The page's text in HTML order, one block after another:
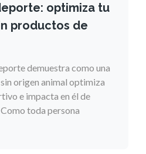
optimiza tu
productos de
demuestra como una
origen animal optimiza
e impacta en él de
toda persona